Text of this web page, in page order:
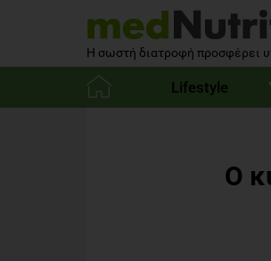
Η σωστή διατροφή προσφέρει
Lifestyle
Ο